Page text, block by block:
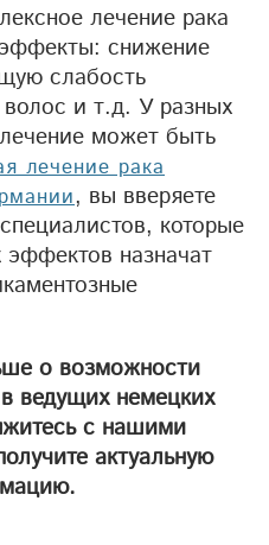
лечение рака
снижение
слабость
и т.д. У разных
может быть
лечение рака
, вы вверяете
которые
назначат
о возможности
ведущих немецких
с нашими
актуальную